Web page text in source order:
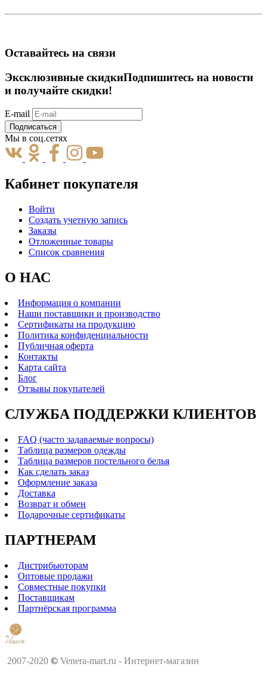
Оставайтесь на связи
Эксклюзивные скидкиПодпишитесь на новости
и получайте скидки!
E-mail
Подписаться
Мы в соц.сетях
Кабинет покупателя
Войти
Создать учетную запись
Заказы
Отложенные товары
Список сравнения
О НАС
Информация о компании
Наши поставщики и производство
Сертификаты на продукцию
Политика конфиденциальности
Публичная оферта
Контакты
Карта сайта
Блог
Отзывы покупателей
СЛУЖБА ПОДДЕРЖКИ КЛИЕНТОВ
FAQ (часто задаваемые вопросы)
Таблица размеров одежды
Таблица размеров постельного белья
Как сделать заказ
Оформление заказа
Доставка
Возврат и обмен
Подарочные сертификаты
ПАРТНЕРАМ
Дистрибьюторам
Оптовые продажи
Совместные покупки
Поставщикам
Партнёрская программа
2007-2020 © Venera-mart.ru - Интернет-магазин